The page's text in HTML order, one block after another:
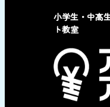
小学生・中高
ト教室